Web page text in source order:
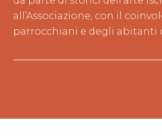
all’Associazione, con il
parrocchiani e degli abitanti